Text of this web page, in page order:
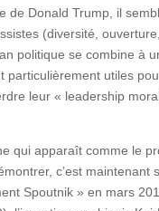
de Donald Trump, il
(diversité,
politique se combine à
particulièrement utiles
leur « leadership
qui apparaît comme le
c’est
Spoutnik » en mars